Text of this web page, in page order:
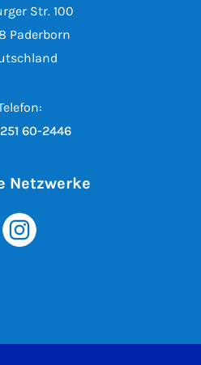
Str. 100
Paderborn
60-2446
Netzwerke